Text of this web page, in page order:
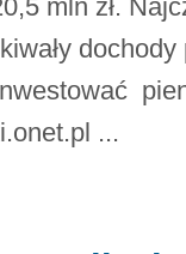
mln zł.
...